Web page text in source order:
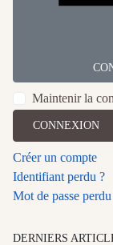
Maintenir la
CONNEXION
Créer un compte
Identifiant perdu ?
Mot de passe
DERNIERS